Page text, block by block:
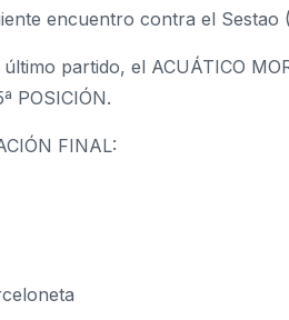
encuentro contra el Sestao
partido, el ACUÁTICO
POSICIÓN.
FINAL: